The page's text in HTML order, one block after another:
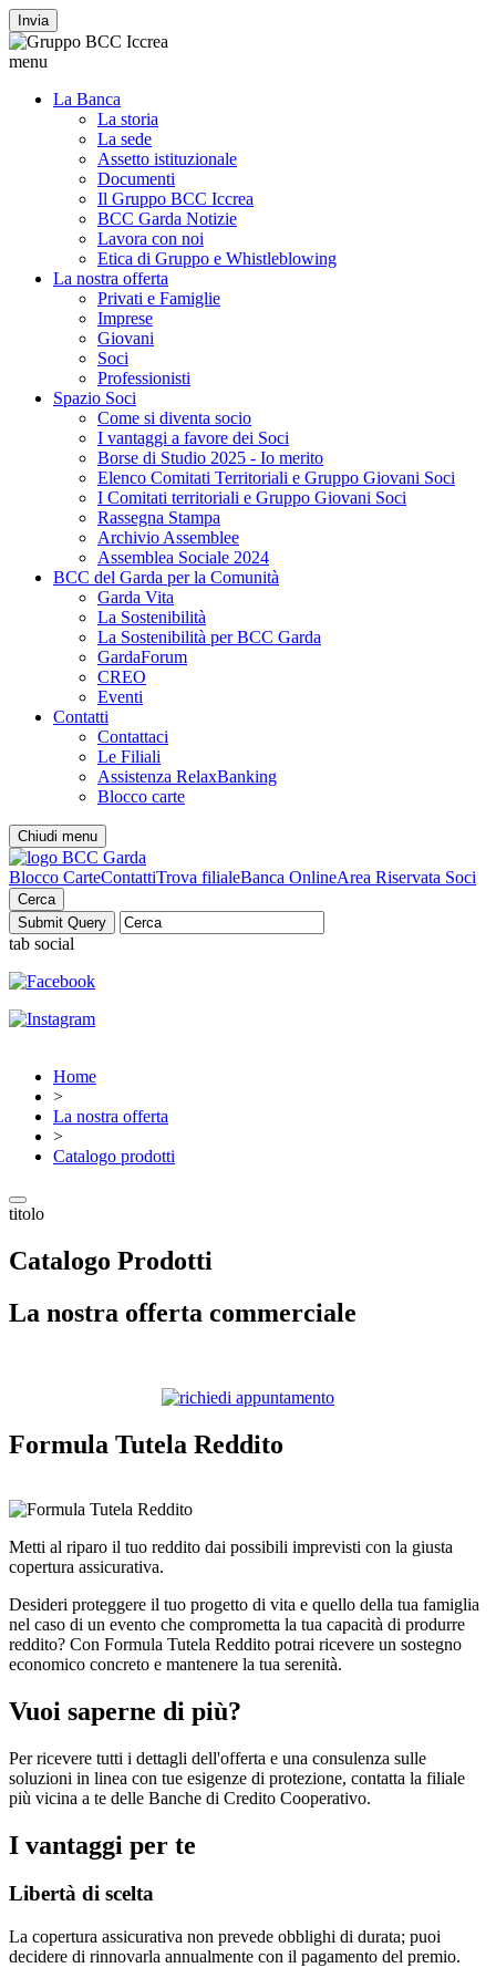
Invia
menu
La Banca
La storia
La sede
Assetto istituzionale
Documenti
Il Gruppo BCC Iccrea
BCC Garda Notizie
Lavora con noi
Etica di Gruppo e Whistleblowing
La nostra offerta
Privati e Famiglie
Imprese
Giovani
Soci
Professionisti
Spazio Soci
Come si diventa socio
I vantaggi a favore dei Soci
Borse di Studio 2025 - Io merito
Elenco Comitati Territoriali e Gruppo Giovani Soci
I Comitati territoriali e Gruppo Giovani Soci
Rassegna Stampa
Archivio Assemblee
Assemblea Sociale 2024
BCC del Garda per la Comunità
Garda Vita
La Sostenibilità
La Sostenibilità per BCC Garda
GardaForum
CREO
Eventi
Contatti
Contattaci
Le Filiali
Assistenza RelaxBanking
Blocco carte
Chiudi menu
Blocco CarteContattiTrova filialeBanca OnlineArea Riservata Soci
Cerca
tab social
Home
>
La nostra offerta
>
Catalogo prodotti
titolo
Catalogo Prodotti
La nostra offerta commerciale
Formula Tutela Reddito
Metti al riparo il tuo reddito dai possibili imprevisti con la giusta
copertura assicurativa.
Desideri proteggere il tuo progetto di vita e quello della tua famiglia
nel caso di un evento che comprometta la tua capacità di produrre
reddito? Con Formula Tutela Reddito potrai ricevere un sostegno
economico concreto e mantenere la tua serenità.
Vuoi saperne di più?
Per ricevere tutti i dettagli dell'offerta e una consulenza sulle
soluzioni in linea con tue esigenze di protezione, contatta la filiale
più vicina a te delle Banche di Credito Cooperativo.
I vantaggi per te
Libertà di scelta
La copertura assicurativa non prevede obblighi di durata; puoi
decidere di rinnovarla annualmente con il pagamento del premio.